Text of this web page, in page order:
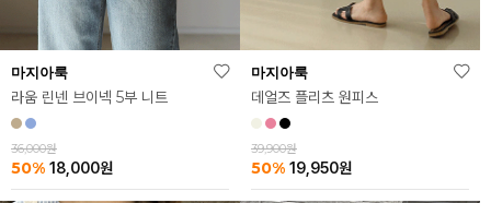
마지아룩
라움 린넨 브이넥 5부 니트
36,000원
50% 18,000원
마지아룩
데얼즈 플리츠 원피스
39,900원
50% 19,950원